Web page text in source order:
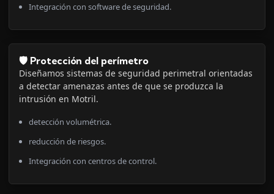
Integración con software de seguridad.
🛡️ Protección del perímetro
Diseñamos sistemas de seguridad perimetral orientadas
a detectar amenazas antes de que se produzca la
intrusión en Motril.
detección volumétrica.
reducción de riesgos.
Integración con centros de control.